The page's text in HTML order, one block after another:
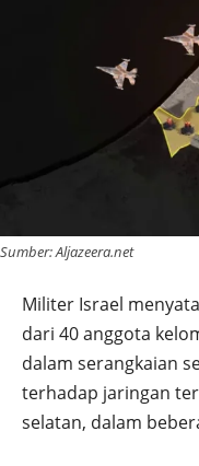
Sumber: Aljazeera.net
Militer Israel
dari 40 anggota
dalam serangkaian
terhadap jaringan
selatan, dalam